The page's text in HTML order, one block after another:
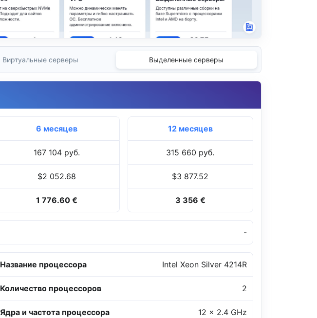
Виртуальные серверы Выделенные серверы
6 месяцев
167 104 руб.
$2 052.68
1 776.60 €
12 месяцев
315 660 руб.
$3 877.52
3 356 €
-
Название процессора Intel Xeon Silver 4214R
Количество процессоров 2
Ядра и частота процессора 12 x 2.4 GHz